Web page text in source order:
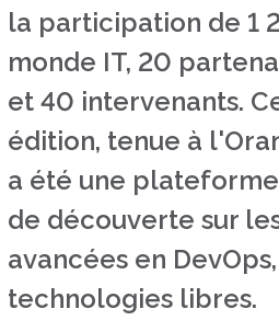
la participation de 1
monde IT, 20
et 40 intervenants.
édition, tenue à
a été une
de découverte sur
avancées en
technologies libres.